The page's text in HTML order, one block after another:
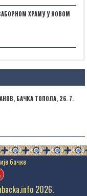
ХРАМУ У НОВОМ
БАЧКА ТОПОЛА, 26. 7.
2026.